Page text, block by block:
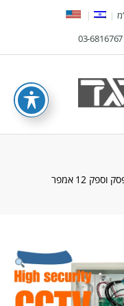
אל פסק וספק 12 אמפר